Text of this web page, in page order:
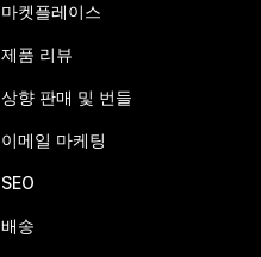
마켓플레이스
제품 리뷰
상향 판매 및 번들
이메일 마케팅
SEO
배송